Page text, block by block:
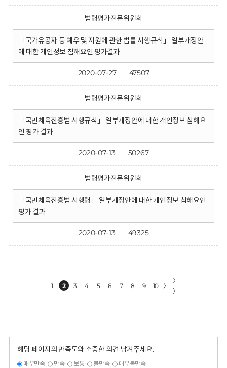
법령평가전문위원회
「국가유공자 등 예우 및 지원에 관한 법률 시행규칙」 일부개정안
에 대한 개인정보 침해요인 평가결과
2020-07-27 47507
법령평가전문위원회
「국민체육진흥법 시행규칙」 일부개정안에 대한 개인정보 침해요
인 평가 결과
2020-07-13 50267
법령평가전문위원회
「국민체육진흥법 시행령」 일부개정안에 대한 개인정보 침해요인
평가 결과
2020-07-13 49325
1 2 3 4 5 6 7 8 9 10 〉
〉
〉
해당 페이지의 만족도와 소중한 의견 남겨주세요.
매우만족 만족 보통 불만족 매우불만족